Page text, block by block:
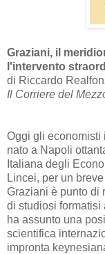
Graziani, il
l'intervento
di Riccardo
Il Corriere del
Oggi gli economisti
nato a Napoli
Italiana degli
Lincei, per un
Graziani è punto di
di studiosi
ha assunto una
scientifica
impronta